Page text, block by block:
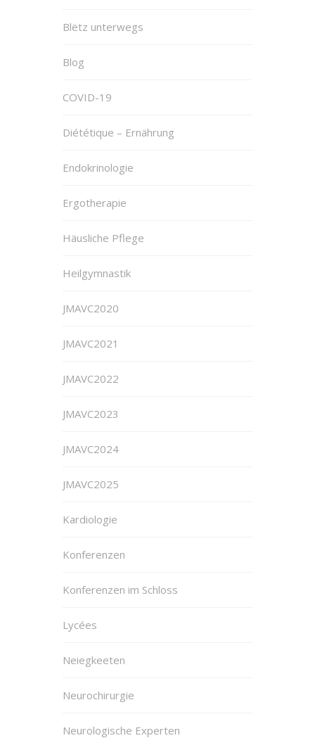
Blëtz unterwegs
Blog
COVID-19
Diététique – Ernährung
Endokrinologie
Ergotherapie
Häusliche Pflege
Heilgymnastik
JMAVC2020
JMAVC2021
JMAVC2022
JMAVC2023
JMAVC2024
JMAVC2025
Kardiologie
Konferenzen
Konferenzen im Schloss
Lycées
Neiegkeeten
Neurochirurgie
Neurologische Experten